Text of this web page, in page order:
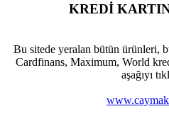
KREDİ
Bu sitede yeralan bütün ürünleri,
Cardfinans, Maximum, World
aşağıyı